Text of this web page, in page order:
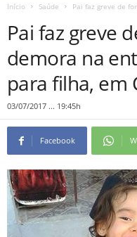
Início Saúde Pai faz greve de
Pai faz greve
demora na
para filha, em
03/07/2017 ... 19:45h
Facebook